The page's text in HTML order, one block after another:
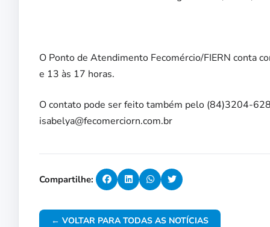
O Ponto de Atendimento Fecomércio/FIERN conta
e 13 às 17 horas.
O contato pode ser feito também pelo (84)3204-
isabelya@fecomerciorn.com.br
Compartilhe:
← VOLTAR PARA TODAS AS NOTÍCIAS